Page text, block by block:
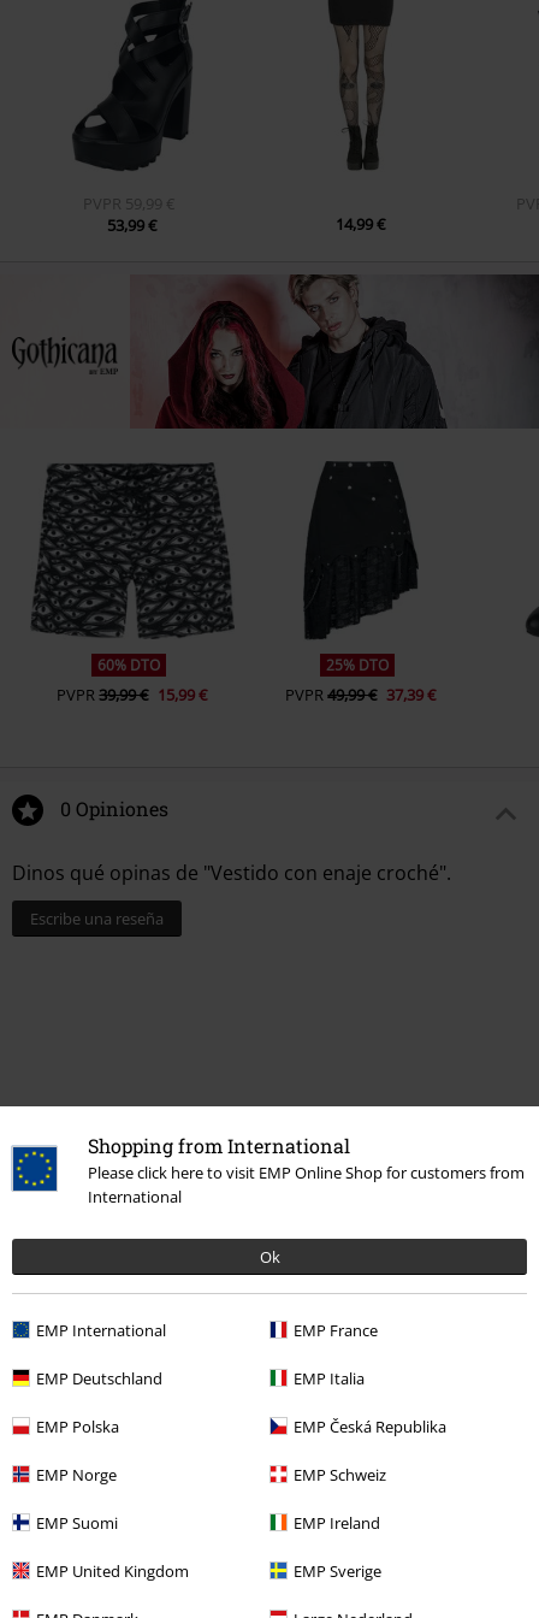
Shopping from International
Please click here to visit EMP Online Shop for customers from
International
Ok
EMP International EMP France
EMP Deutschland EMP Italia
EMP Polska EMP Česká Republika
EMP Norge EMP Schweiz
EMP Suomi EMP Ireland
EMP United Kingdom EMP Sverige
PVPR 59,99 €
53,99 €
14,99 €
60% DTO
PVPR39,99 € 15,99 €
25% DTO
PVPR49,99 € 37,39 €
0 Opiniones
Dinos qué opinas de "Vestido con enaje croché".
Escribe una reseña
69,99 €
Más categorías. Más opciones